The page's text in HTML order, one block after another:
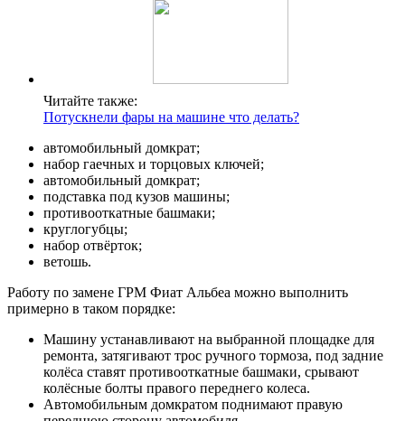
Читайте также:
Потускнели фары на машине что делать?
автомобильный домкрат;
набор гаечных и торцовых ключей;
автомобильный домкрат;
подставка под кузов машины;
противооткатные башмаки;
круглогубцы;
набор отвёрток;
ветошь.
Работу по замене ГРМ Фиат Альбеа можно выполнить
примерно в таком порядке:
Машину устанавливают на выбранной площадке для
ремонта, затягивают трос ручного тормоза, под задние
колёса ставят противооткатные башмаки, срывают
колёсные болты правого переднего колеса.
Автомобильным домкратом поднимают правую